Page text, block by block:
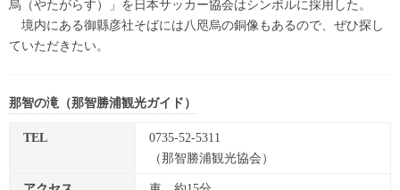
烏（やたがらす）」を日本サッカー協会はシンボルに採用した。
境内にある御縣彦社そばには八咫烏の銅像もあるので、ぜひ探し
ていただきたい。
那智の滝（那智勝浦観光ガイド）
TEL
0735-52-5311
（那智勝浦観光協会）